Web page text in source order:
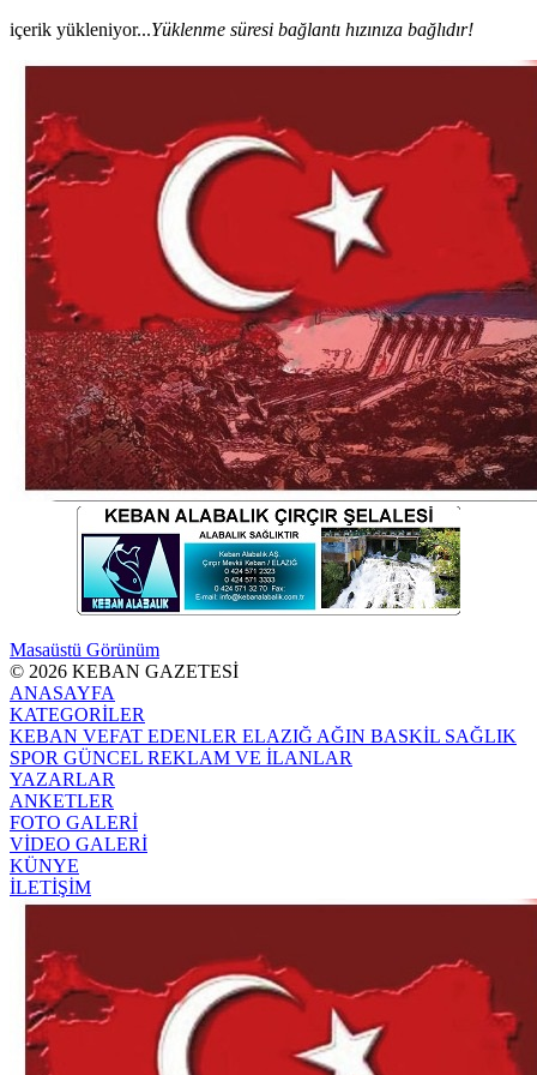
içerik yükleniyor...Yüklenme süresi bağlantı hızınıza bağlıdır!
Masaüstü Görünüm
© 2026 KEBAN GAZETESİ
ANASAYFA
KATEGORİLER
KEBAN VEFAT EDENLER ELAZIĞ AĞIN BASKİL SAĞLIK
SPOR GÜNCEL REKLAM VE İLANLAR
YAZARLAR
ANKETLER
FOTO GALERİ
VİDEO GALERİ
KÜNYE
İLETİŞİM